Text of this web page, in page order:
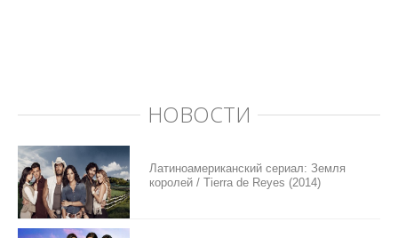
НОВОСТИ
Латиноамериканский сериал: Земля
королей / Tierra de Reyes (2014)